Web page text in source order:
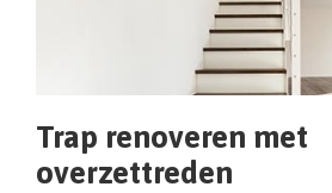
Trap renoveren met
overzettreden